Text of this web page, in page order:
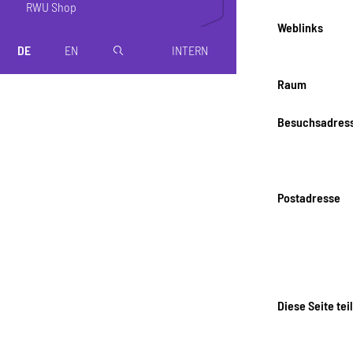
RWU Shop
DE EN magnifier INTERN
Weblinks
Raum
Postadresse
Diese Seite